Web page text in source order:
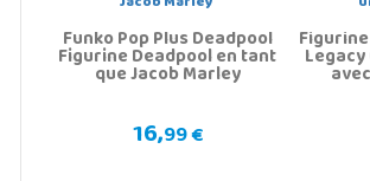
Funko Pop Plus Deadpool
Figurine Deadpool en tant
que Jacob Marley
16,99 €